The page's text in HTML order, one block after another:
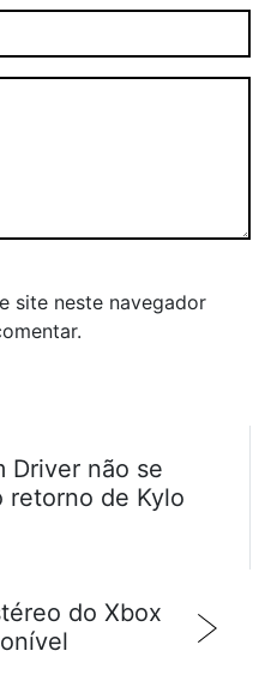
site neste navegador
Driver não se
retorno de Kylo
do Xbox